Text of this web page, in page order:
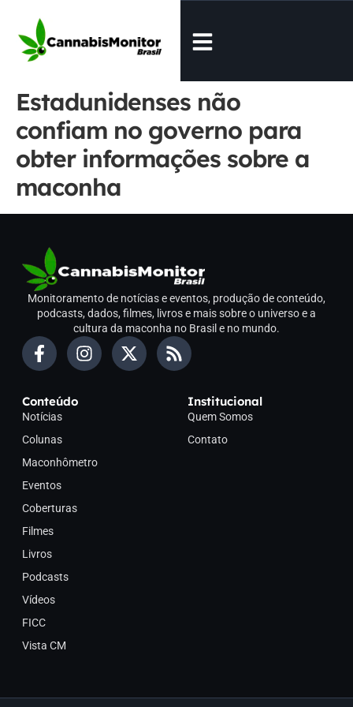
Estadunidenses não
confiam no governo para
obter informações sobre a
maconha
Monitoramento de notícias e eventos, produção de conteúdo,
podcasts, dados, filmes, livros e mais sobre o universo e a
cultura da maconha no Brasil e no mundo.
Conteúdo
Notícias
Colunas
Maconhômetro
Eventos
Coberturas
Filmes
Livros
Podcasts
Vídeos
FICC
Vista CM
Institucional
Quem Somos
Contato